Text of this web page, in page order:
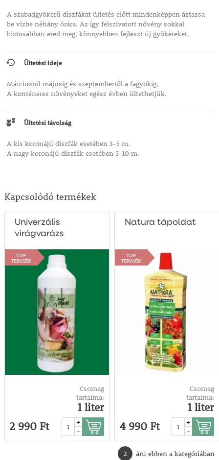
A szabadgyökerű díszfákat ültetés előtt mindenképpen áztassa
be vízbe néhány órára. Az így felszívatott növény sokkal
biztosabban ered meg, könnyebben fejleszt új gyökereket.
Ültetési ideje
Márciustól májusig és szeptembertől a fagyokig.
A konténeres növényeket egész évben ültethetjük.
Ültetési távolság
A kis koronájú díszfák esetében 3-5 m.
A nagy koronájú díszfák esetében 5-10 m.
Kapcsolódó termékek
Univerzális
virágvarázs
TOP
TERMÉK
Csomag
tartalma:
1 liter
2 990 Ft
+
-
Natura tápoldat
TOP
TERMÉK
Csomag
tartalma:
1 liter
4 990 Ft
+
-
2 áru ebben a kategóriában